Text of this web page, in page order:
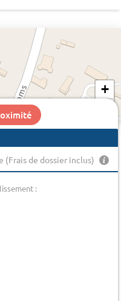
+
(Frais de dossier inclus)
: